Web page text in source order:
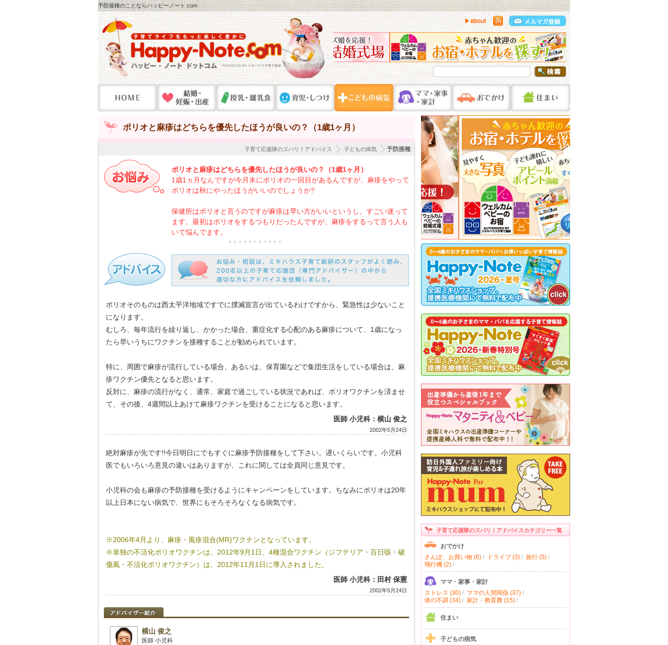
予防接種のことならハッピーノート.com
ポリオと麻疹はどちらを優先したほうが良いの？（1歳1ヶ月）
予防接種
子どもの病気
子育て応援隊のズバリ！アドバイス
ポリオと麻疹はどちらを優先したほうが良いの？（1歳1ヶ月）
1歳1ヵ月なんですが今月末にポリオの一回目があるんですが、麻疹をやって
ポリオは秋にやったほうがいいのでしょうか?
保健所はポリオと言うのですが麻疹は早い方がいいというし、すごい迷って
ます。最初はポリオをするつもりだったんですが、麻疹をするって言う人も
いて悩んでます。
ポリオそのものは西太平洋地域ですでに撲滅宣言が出ているわけですから、緊急性は少ないこと
になります。
むしろ、毎年流行を繰り返し、かかった場合、重症化する心配のある麻疹について、1歳になっ
たら早いうちにワクチンを接種することが勧められています。
特に、周囲で麻疹が流行している場合、あるいは、保育園などで集団生活をしている場合は、麻
疹ワクチン優先となると思います。
反対に、麻疹の流行がなく、通常、家庭で過ごしている状況であれば、ポリオワクチンを済ませ
て、その後、4週間以上あけて麻疹ワクチンを受けることになると思います。
医師 小児科：横山 俊之
2002年5月24日
絶対麻疹が先です!!今日明日にでもすぐに麻疹予防接種をして下さい。遅いくらいです。小児科
医でもいろいろ意見の違いはありますが、これに関しては全員同じ意見です。
小児科の会も麻疹の予防接種を受けるようにキャンペーンをしています。ちなみにポリオは20年
以上日本にない病気で、世界にもそろそろなくなる病気です。
※2006年4月より、麻疹・風疹混合(MR)ワクチンとなっています。
※単独の不活化ポリオワクチンは、2012年9月1日、4種混合ワクチン（ジフテリア・百日咳・破
傷風・不活化ポリオワクチン）は、2012年11月1日に導入されました。
医師 小児科：田村 保憲
2002年5月24日
横山 俊之
医師 小児科
子育て応援隊のズバリ！アドバイスカテゴリー一覧
おでかけ
さんぽ、お買い物 (6)/ ドライブ (3)/ 旅行 (5)/
飛行機 (2)/
ママ・家事・家計
ストレス (30)/ ママの人間関係 (37)/
体の不調 (34)/ 家計・教育費 (15)/
住まい
子どもの病気